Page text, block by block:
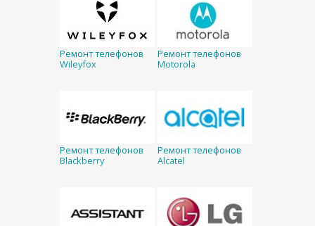
Ремонт телефонов
Wileyfox
Ремонт телефонов
Motorola
Ремонт телефонов
Blackberry
Ремонт телефонов
Alcatel